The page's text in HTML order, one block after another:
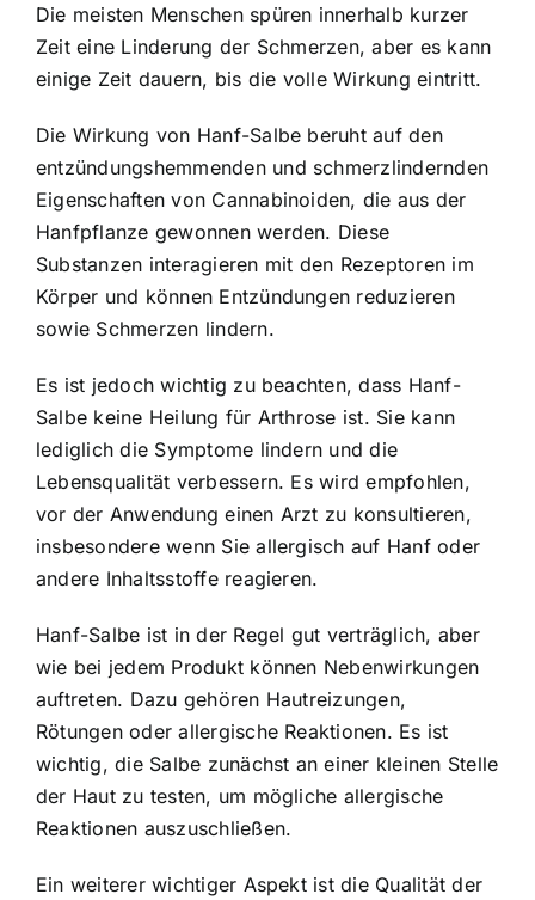
Die meisten Menschen spüren innerhalb kurzer
Zeit eine Linderung der Schmerzen, aber es kann
einige Zeit dauern, bis die volle Wirkung eintritt.
Die Wirkung von Hanf-Salbe beruht auf den
entzündungshemmenden und schmerzlindernden
Eigenschaften von Cannabinoiden, die aus der
Hanfpflanze gewonnen werden. Diese
Substanzen interagieren mit den Rezeptoren im
Körper und können Entzündungen reduzieren
sowie Schmerzen lindern.
Es ist jedoch wichtig zu beachten, dass Hanf-
Salbe keine Heilung für Arthrose ist. Sie kann
lediglich die Symptome lindern und die
Lebensqualität verbessern. Es wird empfohlen,
vor der Anwendung einen Arzt zu konsultieren,
insbesondere wenn Sie allergisch auf Hanf oder
andere Inhaltsstoffe reagieren.
Hanf-Salbe ist in der Regel gut verträglich, aber
wie bei jedem Produkt können Nebenwirkungen
auftreten. Dazu gehören Hautreizungen,
Rötungen oder allergische Reaktionen. Es ist
wichtig, die Salbe zunächst an einer kleinen Stelle
der Haut zu testen, um mögliche allergische
Reaktionen auszuschließen.
Ein weiterer wichtiger Aspekt ist die Qualität der